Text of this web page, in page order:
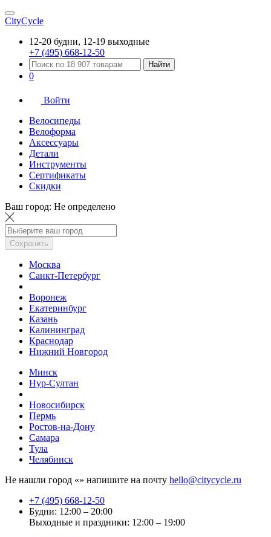
CityCycle
12-20 будни, 12-19 выходные
+7 (495) 668-12-50
Найти
0
Войти
Велосипеды
Велоформа
Аксессуары
Детали
Инструменты
Сертификаты
Скидки
Ваш город: Не определено
Сохранить
Москва
Санкт-Петербург
Воронеж
Екатеринбург
Казань
Калининград
Краснодар
Нижний Новгород
Минск
Нур-Султан
Новосибирск
Пермь
Ростов-на-Дону
Самара
Тула
Челябинск
Не нашли город «» напишите на почту hello@citycycle.ru
+7 (495) 668-12-50
Будни: 12:00 – 20:00
Выходные и праздники: 12:00 – 19:00